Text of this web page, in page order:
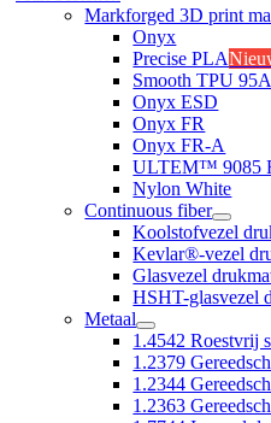
Markforged 3D print
Onyx
Precise PLA
Smooth TPU
Onyx ESD
Onyx FR
Onyx FR-A
ULTEM™ 9085
Nylon White
Continuous fiber
Koolstofvezel
Kevlar®-vezel
Glasvezel
HSHT-glasvezel
Metaal
1.4542 Roestvrij
1.2379
1.2344
1.2363